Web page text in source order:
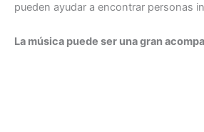
pueden ayudar a encontrar personas
La música puede ser una gran